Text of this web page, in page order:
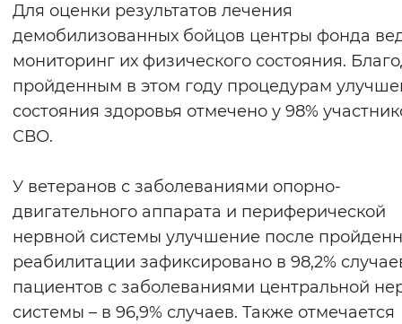
Нормальный Увеличенный
Цвет сайта
Монохромный Инверсивный
Изображения
Включены Выключены
Звуковой ассистент
Воспроизвести Остановить
Для оценки результатов лечения
демобилизованных бойцов центры фонда
мониторинг их физического состояния.
пройденным в этом году процедурам
состояния здоровья отмечено у 98%
СВО.
У ветеранов с заболеваниями опорно-
двигательного аппарата и периферической
нервной системы улучшение после
реабилитации зафиксировано в 98,2%
пациентов с заболеваниями центральной
системы – в 96,9% случаев. Также отмечается